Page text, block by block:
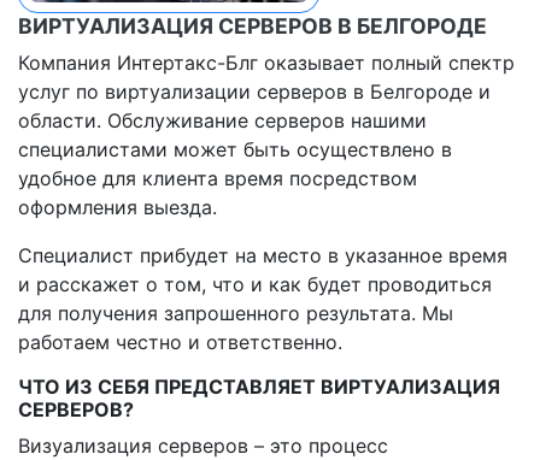
ВИРТУАЛИЗАЦИЯ СЕРВЕРОВ В БЕЛГОРОДЕ
Компания Интертакс-Блг оказывает полный спектр
услуг по виртуализации серверов в Белгороде и
области. Обслуживание серверов нашими
специалистами может быть осуществлено в
удобное для клиента время посредством
оформления выезда.
Специалист прибудет на место в указанное время
и расскажет о том, что и как будет проводиться
для получения запрошенного результата. Мы
работаем честно и ответственно.
ЧТО ИЗ СЕБЯ ПРЕДСТАВЛЯЕТ ВИРТУАЛИЗАЦИЯ
СЕРВЕРОВ?
Визуализация серверов – это процесс